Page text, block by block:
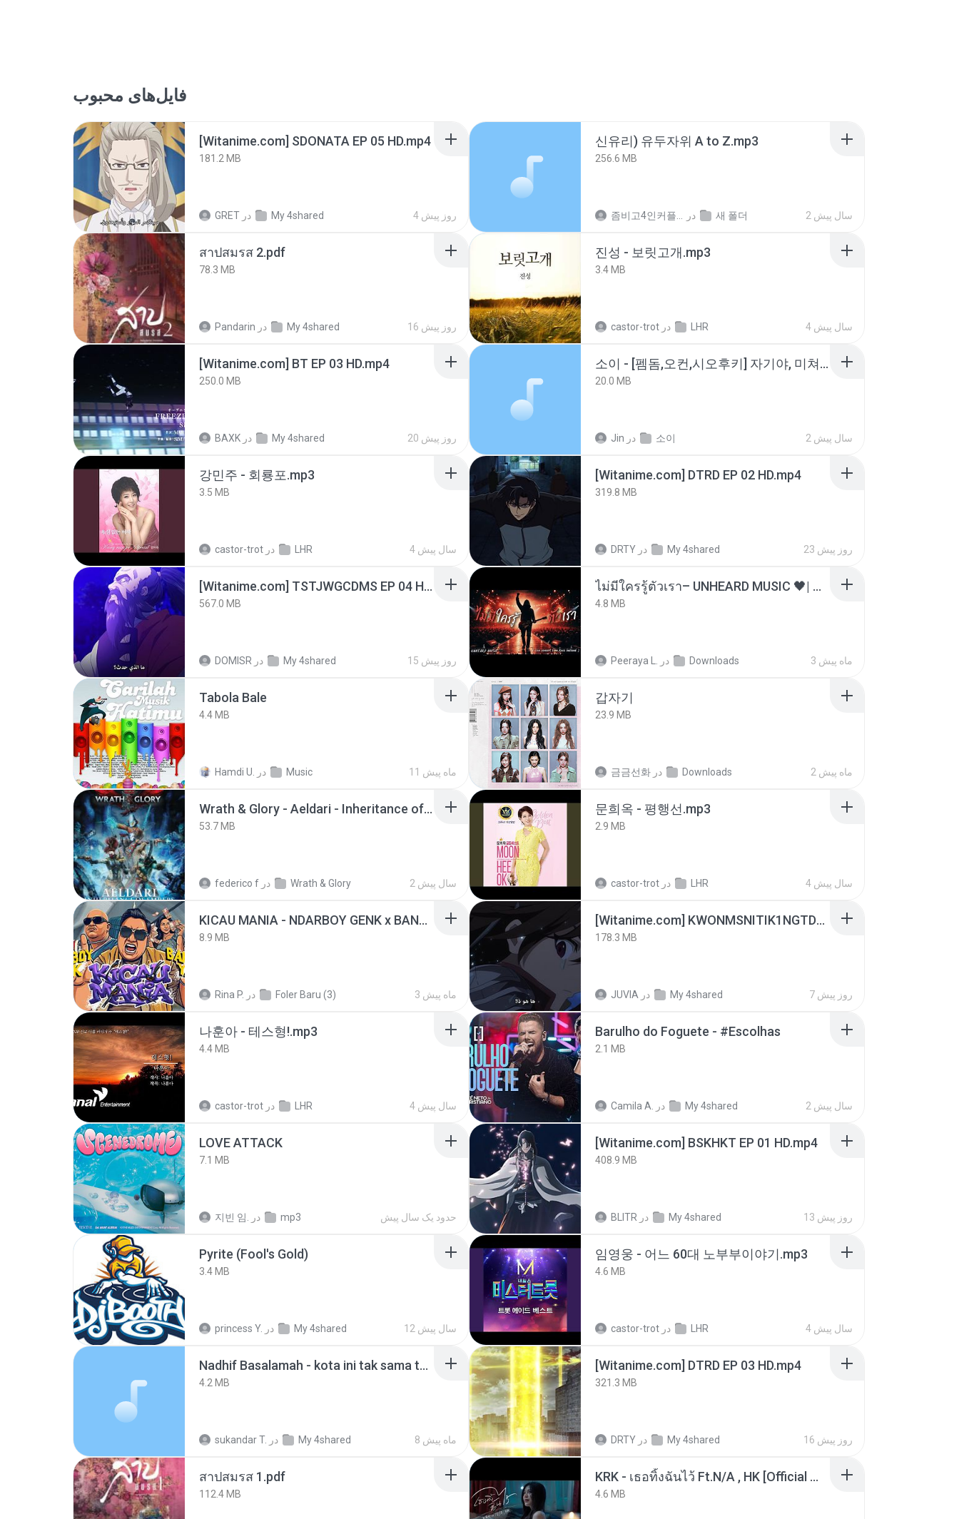
فایل‌های محبوب
[Witanime.com] SDONATA EP 05 HD.mp4
181.2 MB
GRET در My 4shared 4 روز پیش
신유리) 유두자위 A to Z.mp3
256.6 MB
در 새 폴더 2 سال پیش
สาปสมรส 2.pdf
78.3 MB
Pandarin در My 4shared 16 روز پیش
진성 - 보릿고개.mp3
3.4 MB
castor-trot در LHR 4 سال پیش
[Witanime.com] BT EP 03 HD.mp4
250.0 MB
BAXK در My 4shared 20 روز پیش
소이 - [펨돔,오컨,시오후키] 자기야, 미쳐볼래 #남성향 #ASMR #펨돔 #여공남수 #19금.mp3
20.0 MB
Jin در 소이 2 سال پیش
강민주 - 회룡포.mp3
3.5 MB
castor-trot در LHR 4 سال پیش
[Witanime.com] DTRD EP 02 HD.mp4
319.8 MB
DRTY در My 4shared 23 روز پیش
[Witanime.com] TSTJWGCDMS EP 04 HD.mp4
567.0 MB
DOMISR در My 4shared 15 روز پیش
ไม่มีใครรู้ตัวเรา– UNHEARD MUSIC 🖤| Official Lyric Video | เพลงสู้ชีวิต
4.8 MB
Peeraya L. در Downloads 3 ماه پیش
Tabola Bale
4.4 MB
Hamdi U. در Music 11 ماه پیش
갑자기
23.9 MB
금금선화 در Downloads 2 ماه پیش
Wrath & Glory - Aeldari - Inheritance of Embers.pdf
53.7 MB
federico f در Wrath & Glory 2 سال پیش
문희옥 - 평행선.mp3
2.9 MB
castor-trot در LHR 4 سال پیش
KICAU MANIA - NDARBOY GENK x BANDITOZ YAOW 86 (OFFICIAL LYRIC VIDEO) GAS POL NDANGAK
8.9 MB
Rina P. در Foler Baru (3) 3 ماه پیش
[Witanime.com] KWONMSNITIK1NGTDNN EP 05 HD.mp4
178.3 MB
JUVIA در My 4shared 7 روز پیش
나훈아 - 테스형!.mp3
4.4 MB
castor-trot در LHR 4 سال پیش
Barulho do Foguete - #Escolhas
2.1 MB
Camila A. در My 4shared 2 سال پیش
LOVE ATTACK
7.1 MB
지빈 임. در mp3 حدود یک سال پیش
[Witanime.com] BSKHKT EP 01 HD.mp4
408.9 MB
BLITR در My 4shared 13 روز پیش
Pyrite (Fool's Gold)
3.4 MB
princess Y. در My 4shared 12 سال پیش
임영웅 - 어느 60대 노부부이야기.mp3
4.6 MB
castor-trot در LHR 4 سال پیش
Nadhif Basalamah - kota ini tak sama tanpamu (Official Lyric Video).mp3
4.2 MB
sukandar T. در My 4shared 8 ماه پیش
[Witanime.com] DTRD EP 03 HD.mp4
321.3 MB
DRTY در My 4shared 16 روز پیش
สาปสมรส 1.pdf
112.4 MB
KRK - เธอทิ้งฉันไว้ Ft.N/A , HK [Official MV]
4.6 MB